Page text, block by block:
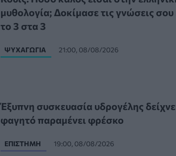
μυθολογία; Δοκίμασε τις γνώσεις σου
το 3 στα 3
ΨΥΧΑΓΩΓΊΑ 21:00, 08/08/2026
Έξυπνη συσκευασία υδρογέλης
φαγητό παραμένει φρέσκο
ΕΠΙΣΤΉΜΗ 19:00, 08/08/2026